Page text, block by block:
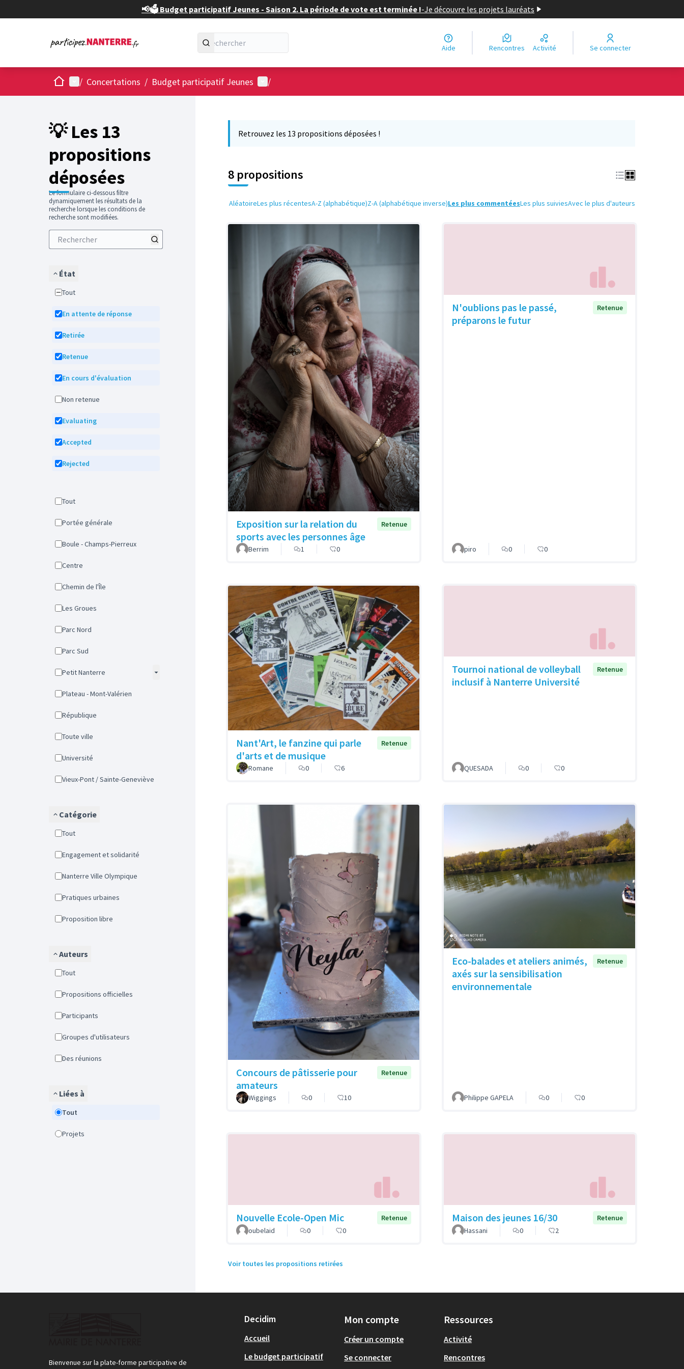
📢🗳️ Budget participatif Jeunes - Saison 2. La période de vote est terminée !-Je découvre les projets lauréats
Aide Rencontres Activité Se connecter
AccueilMenu principal
/ Concertations / Budget participatif Jeunes Menu utilisateur
/
💡 Les 13
propositions
déposées
Le formulaire ci-dessous filtre
dynamiquement les résultats de la
recherche lorsque les conditions de
recherche sont modifiées.
État
Tout
En attente de réponse
Retirée
Retenue
En cours d'évaluation
Non retenue
Evaluating
Accepted
Rejected
Tout
Portée générale
Boule - Champs-Pierreux
Centre
Chemin de l'Île
Les Groues
Parc Nord
Parc Sud
Petit Nanterre
Plateau - Mont-Valérien
République
Toute ville
Université
Vieux-Pont / Sainte-Geneviève
Catégorie
Tout
Engagement et solidarité
Nanterre Ville Olympique
Pratiques urbaines
Proposition libre
Auteurs
Tout
Propositions officielles
Participants
Groupes d'utilisateurs
Des réunions
Liées à
Tout
Projets
Retrouvez les 13 propositions déposées !
8 propositions
AléatoireLes plus récentesA-Z (alphabétique)Z-A (alphabétique inverse)Les plus commentéesLes plus suiviesAvec le plus d'auteurs
Exposition sur la relation du
sports avec les personnes âge
Retenue
Berrim 1 0
N'oublions pas le passé,
préparons le futur
Retenue
piro 0 0
Nant'Art, le fanzine qui parle
d'arts et de musique
Retenue
Romane 0 6
Tournoi national de volleyball
inclusif à Nanterre Université
Retenue
QUESADA 0 0
Concours de pâtisserie pour
amateurs
Retenue
Wiggings 0 10
Eco-balades et ateliers animés,
axés sur la sensibilisation
environnementale
Retenue
Philippe GAPELA 0 0
Nouvelle Ecole-Open Mic
Retenue
oubelaid
0 0
Maison des jeunes 16/30
Retenue
Hassani
0 2
Voir toutes les propositions retirées
Bienvenue sur la plate-forme participative de
Decidim
Accueil
Le budget participatif
Mon compte
Créer un compte
Se connecter
Ressources
Activité
Rencontres